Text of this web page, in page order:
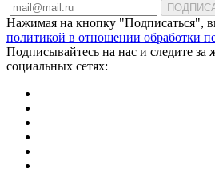
Нажимая на кнопку "Подписаться",
политикой в отношении обработки
Подписывайтесь на нас и следите за
социальных сетях: